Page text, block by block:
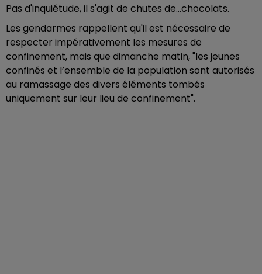
Pas d'inquiétude, il s'agit de chutes de...chocolats.
Les gendarmes rappellent qu'il est nécessaire de
respecter impérativement les mesures de
confinement, mais que dimanche matin, "les jeunes
confinés et l’ensemble de la population sont autorisés
au ramassage des divers éléments tombés
uniquement sur leur lieu de confinement".